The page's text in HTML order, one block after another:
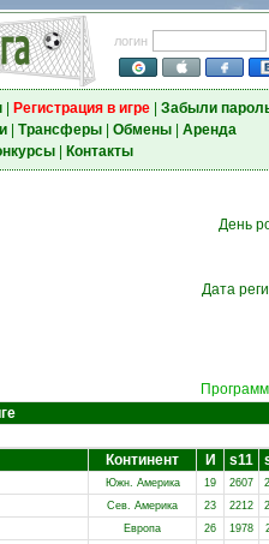
логин
| Регистрация в игре| Забыли
| Трансферы| Обмены| Аренда
| Контакты
День
Дата
Континент И s11
Южн. Америка 19 2607
Сев. Америка 23 2212
Европа 26 1978